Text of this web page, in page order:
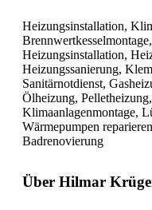
Heizungsinstallation,
Heizungsinstallation,
Heizungssanierung,
Sanitärnotdienst,
Ölheizung,
Klimaanlagenmontage,
Wärmepumpen
Badrenovierung
Über Hilmar